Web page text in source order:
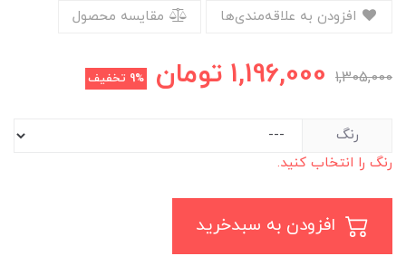
مقایسه محصول
1,305,000
1,196,000 تومان 9% تخفیف
رنگ
رنگ را انتخاب کنید.